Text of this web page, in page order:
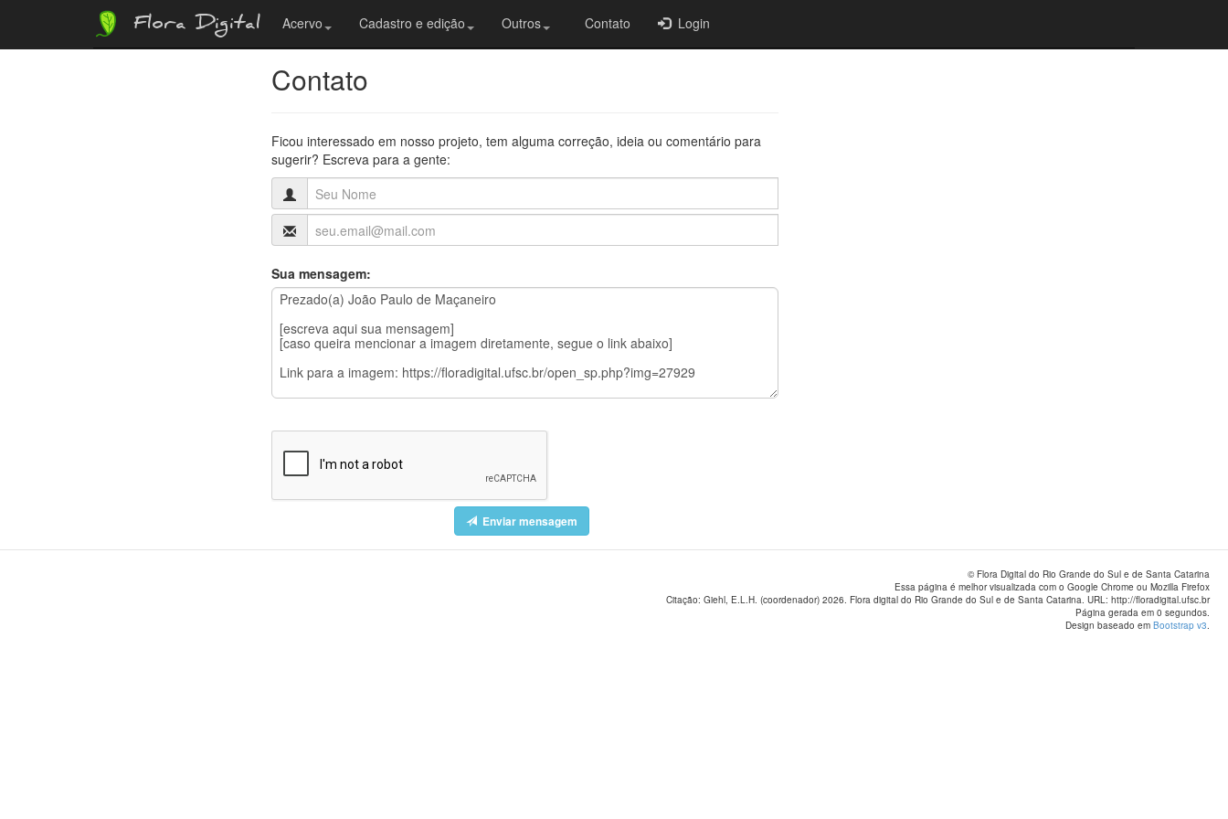
Flora Digital Acervo Cadastro e edição Outros Contato Login
Contato
Ficou interessado em nosso projeto, tem alguma correção, ideia ou comentário para
sugerir? Escreva para a gente:
Sua mensagem:
Enviar mensagem
© Flora Digital do Rio Grande do Sul e de Santa Catarina
Essa página é melhor visualizada com o Google Chrome ou Mozilla Firefox
Citação: Giehl, E.L.H. (coordenador) 2026. Flora digital do Rio Grande do Sul e de Santa Catarina. URL: http://floradigital.ufsc.br
Página gerada em 0 segundos.
Design baseado em Bootstrap v3.